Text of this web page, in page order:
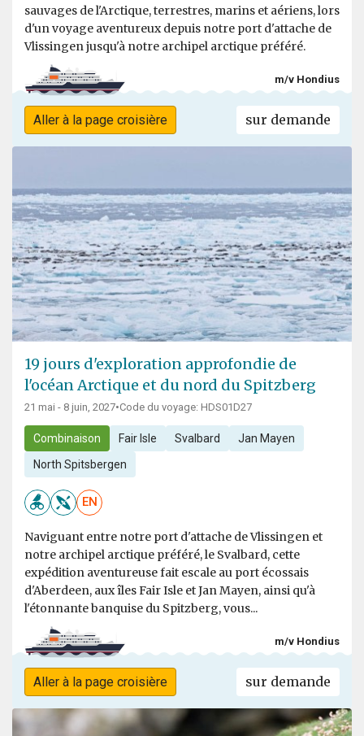
sauvages de l'Arctique, terrestres, marins et aériens, lors
d'un voyage aventureux depuis notre port d'attache de
Vlissingen jusqu'à notre archipel arctique préféré.
m/v Hondius
Aller à la page croisière sur demande
19 jours d'exploration approfondie de
l'océan Arctique et du nord du Spitzberg
21 mai - 8 juin, 2027•Code du voyage: HDS01D27
Combinaison Fair Isle Svalbard Jan Mayen
North Spitsbergen
EN
Naviguant entre notre port d'attache de Vlissingen et
notre archipel arctique préféré, le Svalbard, cette
expédition aventureuse fait escale au port écossais
d'Aberdeen, aux îles Fair Isle et Jan Mayen, ainsi qu'à
l'étonnante banquise du Spitzberg, vous...
m/v Hondius
Aller à la page croisière sur demande